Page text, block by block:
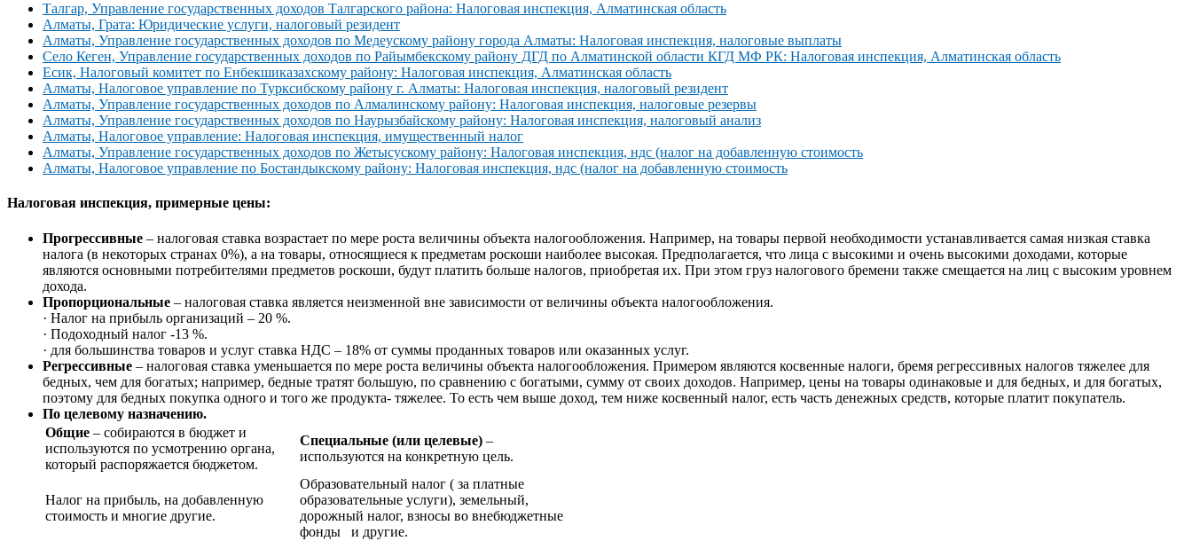
Талгар, Управление государственных доходов Талгарского района: Налоговая инспекция, Алматинская область
Алматы, Грата: Юридические услуги, налоговый резидент
Алматы, Управление государственных доходов по Медеускому району города Алматы: Налоговая инспекция, налоговые выплаты
Село Кеген, Управление государственных доходов по Райымбекскому району ДГД по Алматинской области КГД МФ РК: Налоговая инспекция, Алматинская область
Есик, Налоговый комитет по Енбекшиказахскому району: Налоговая инспекция, Алматинская область
Алматы, Налоговое управление по Турксибскому району г. Алматы: Налоговая инспекция, налоговый резидент
Алматы, Управление государственных доходов по Алмалинскому району: Налоговая инспекция, налоговые резервы
Алматы, Управление государственных доходов по Наурызбайскому району: Налоговая инспекция, налоговый анализ
Алматы, Налоговое управление: Налоговая инспекция, имущественный налог
Алматы, Управление государственных доходов по Жетысускому району: Налоговая инспекция, ндс (налог на добавленную стоимость
Алматы, Налоговое управление по Бостандыкскому району: Налоговая инспекция, ндс (налог на добавленную стоимость
Налоговая инспекция, примерные цены:
Прогрессивные – налоговая ставка возрастает по мере роста величины объекта налогообложения. Например, на товары первой необходимости устанавливается самая низкая ставка
налога (в некоторых странах 0%), а на товары, относящиеся к предметам роскоши наиболее высокая. Предполагается, что лица с высокими и очень высокими доходами, которые
являются основными потребителями предметов роскоши, будут платить больше налогов, приобретая их. При этом груз налогового бремени также смещается на лиц с высоким уровнем
дохода.
Пропорциональные – налоговая ставка является неизменной вне зависимости от величины объекта налогообложения.
· Налог на прибыль организаций – 20 %.
· Подоходный налог -13 %.
· для большинства товаров и услуг ставка НДС – 18% от суммы проданных товаров или оказанных услуг.
Регрессивные – налоговая ставка уменьшается по мере роста величины объекта налогообложения. Примером являются косвенные налоги, бремя регрессивных налогов тяжелее для
бедных, чем для богатых; например, бедные тратят большую, по сравнению с богатыми, сумму от своих доходов. Например, цены на товары одинаковые и для бедных, и для богатых,
поэтому для бедных покупка одного и того же продукта- тяжелее. То есть чем выше доход, тем ниже косвенный налог, есть часть денежных средств, которые платит покупатель.
По целевому назначению.
Общие – собираются в бюджет и
используются по усмотрению органа,
который распоряжается бюджетом.
Специальные (или целевые) –
используются на конкретную цель.
Налог на прибыль, на добавленную
стоимость и многие другие.
Образовательный налог ( за платные
образовательные услуги), земельный,
дорожный налог, взносы во внебюджетные
фонды и другие.